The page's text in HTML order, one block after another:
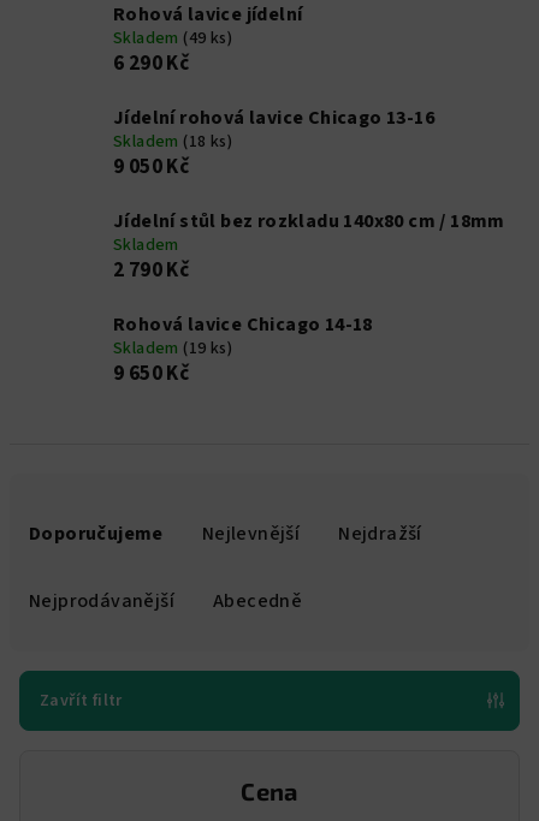
Rohová lavice jídelní
Skladem (49 ks)
6 290 Kč
Jídelní rohová lavice Chicago 13-16
Skladem (18 ks)
9 050 Kč
Jídelní stůl bez rozkladu 140x80 cm / 18mm
Skladem
2 790 Kč
Rohová lavice Chicago 14-18
Skladem (19 ks)
9 650 Kč
r
Doporučujeme Nejlevnější Nejdražší
Nejprodávanější Abecedně
Zavřít filtr
Cena